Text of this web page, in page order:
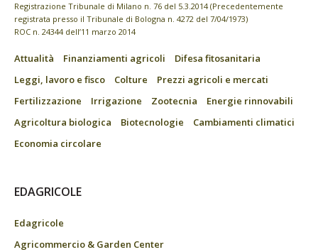
Registrazione Tribunale di Milano n. 76 del 5.3.2014 (Precedentemente
registrata presso il Tribunale di Bologna n. 4272 del 7/04/1973)
ROC n. 24344 dell’11 marzo 2014
Attualità Finanziamenti agricoli
Difesa fitosanitaria
Leggi, lavoro e fisco
Colture
Prezzi agricoli e mercati
Fertilizzazione
Irrigazione Zootecnia
Energie rinnovabili
Agricoltura biologica
Biotecnologie
Cambiamenti climatici
Economia circolare
EDAGRICOLE
Edagricole
Agricommercio & Garden Center